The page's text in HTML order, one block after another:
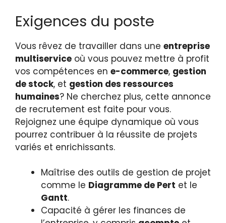
Exigences du poste
Vous rêvez de travailler dans une entreprise
multiservice où vous pouvez mettre à profit
vos compétences en e-commerce, gestion
de stock, et gestion des ressources
humaines? Ne cherchez plus, cette annonce
de recrutement est faite pour vous.
Rejoignez une équipe dynamique où vous
pourrez contribuer à la réussite de projets
variés et enrichissants.
Maîtrise des outils de gestion de projet
comme le Diagramme de Pert et le
Gantt.
Capacité à gérer les finances de